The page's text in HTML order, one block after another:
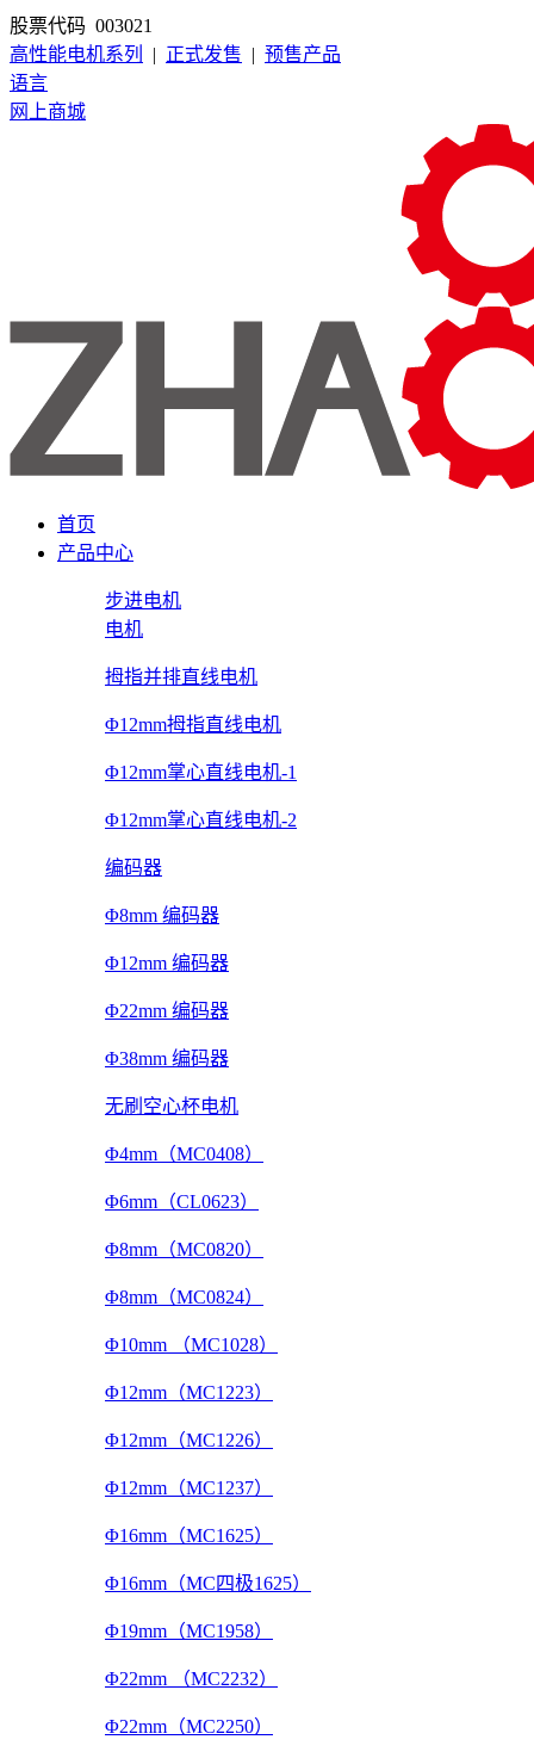
股票代码 003021
高性能电机系列
| 正式发售 | 预售产品
语言
网上商城
首页
产品中心
步进电机
电机
拇指并排直线电机
Φ12mm拇指直线电机
Φ12mm掌心直线电机-1
Φ12mm掌心直线电机-2
编码器
Φ8mm 编码器
Φ12mm 编码器
Φ22mm 编码器
Φ38mm 编码器
无刷空心杯电机
Φ4mm（MC0408）
Φ6mm（CL0623）
Φ8mm（MC0820）
Φ8mm（MC0824）
Φ10mm （MC1028）
Φ12mm（MC1223）
Φ12mm（MC1226）
Φ12mm（MC1237）
Φ16mm（MC1625）
Φ16mm（MC四极1625）
Φ19mm（MC1958）
Φ22mm （MC2232）
Φ22mm（MC2250）